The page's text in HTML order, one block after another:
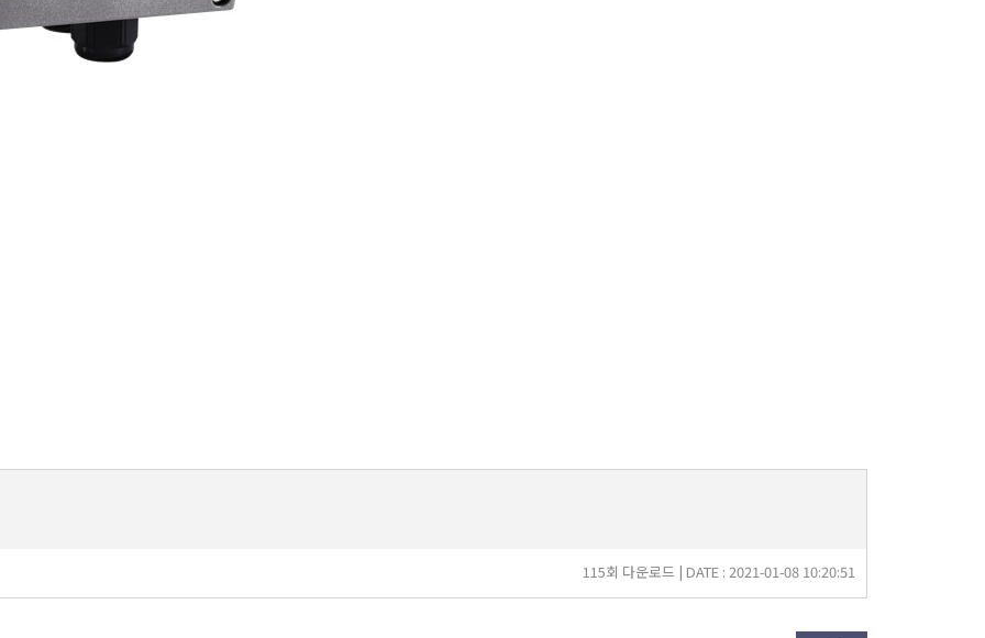
115회 다운로드 | DATE : 2021-01-08 10:20:51